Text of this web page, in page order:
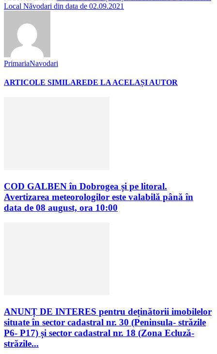
Local Năvodari din data de 02.09.2021
PrimariaNavodari
ARTICOLE SIMILAREDE LA ACELAȘI AUTOR
COD GALBEN în Dobrogea și pe litoral.
Avertizarea meteorologilor este valabilă până în
data de 08 august, ora 10:00
ANUNȚ DE INTERES pentru deținătorii imobilelor
situate în sector cadastral nr. 30 (Peninsula- străzile
P6- P17) și sector cadastral nr. 18 (Zona Ecluză-
străzile...